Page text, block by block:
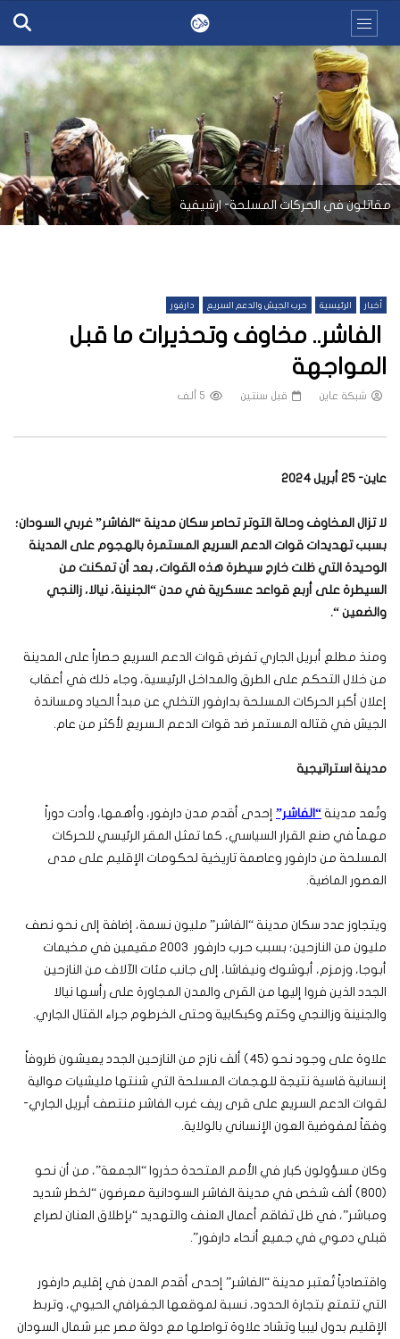
مقاتلون في الحركات المسلحة- ارشيفية
أخبار الرئيسية حرب الجيش والدعم السريع دارفور
الفاشر.. مخاوف وتحذيرات ما قبل
المواجهة
شبكة عاين قبل سنتين 5 ألف
عاين- 25 أبريل 2024
لا تزال المخاوف وحالة التوتر تحاصر سكان مدينة “الفاشر” غربي السودان؛
بسبب تهديدات قوات الدعم السريع المستمرة بالهجوم على المدينة
الوحيدة التي ظلت خارج سيطرة هذه القوات، بعد أن تمكنت من
السيطرة على أربع قواعد عسكرية في مدن “الجنينة، نيالا، زالنجي
والضعين “.
ومنذ مطلع أبريل الجاري تفرض قوات الدعم السريع حصاراً على المدينة
من خلال التحكم على الطرق والمداخل الرئيسية، وجاء ذلك في أعقاب
إعلان أكبر الحركات المسلحة بدارفور التخلي عن مبدأ الحياد ومساندة
الجيش في قتاله المستمر ضد قوات الدعم الـسريع لأكثر من عام.
مدينة استراتيجية
وتُعد مدينة “الفاشر” إحدى أقدم مدن دارفور، وأهمها، وأدت دوراً
مهماً في صنع القرار السياسي، كما تمثل المقر الرئيسي للحركات
المسلحة من دارفور وعاصمة تاريخية لحكومات الإقليم على مدى
العصور الماضية.
ويتجاوز عدد سكان مدينة “الفاشر” مليون نسمة، إضافة إلى نحو نصف
مليون من النازحين؛ بسبب حرب دارفور 2003 مقيمين في مخيمات
أبوجا، وزمزم، أبوشوك ونيفاشا، إلى جانب مئات الآلاف من النازحين
الجدد الذين فروا إليها من القرى والمدن المجاورة على رأسها نيالا
والجنينة وزالنجي وكتم وكبكابية وحتى الخرطوم جراء القتال الجاري.
علاوة على وجود نحو (45) ألف نازح من النازحين الجدد يعيشون ظروفاً
إنسانية قاسية نتيجة للهجمات المسلحة التي شنتها مليشيات موالية
لقوات الدعم السريع على قرى ريف غرب الفاشر منتصف أبريل الجاري-
وفقاً لمفوضية العون الإنساني بالولاية.
وكان مسؤولون كبار في الأمم المتحدة حذروا “الجمعة”، من أن نحو
(800) ألف شخص في مدينة الفاشر السودانية معرضون “لخطر شديد
ومباشر”، في ظل تفاقم أعمال العنف والتهديد “بإطلاق العنان لصراع
قبلي دموي في جميع أنحاء دارفور”.
واقتصادياً تُعتبر مدينة “الفاشر” إحدى أقدم المدن في إقليم دارفور
التي تتمتع بتجارة الحدود، نسبة لموقعها الجغرافي الحيوي، وتربط
الإقليم بدول ليبيا وتشاد علاوة تواصلها مع دولة مصر عبر شمال السودان